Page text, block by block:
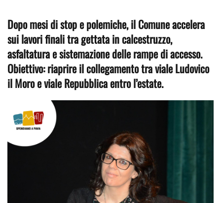
Dopo mesi di stop e polemiche, il Comune accelera
sui lavori finali tra gettata in calcestruzzo,
asfaltatura e sistemazione delle rampe di accesso.
Obiettivo: riaprire il collegamento tra viale Ludovico
il Moro e viale Repubblica entro l’estate.